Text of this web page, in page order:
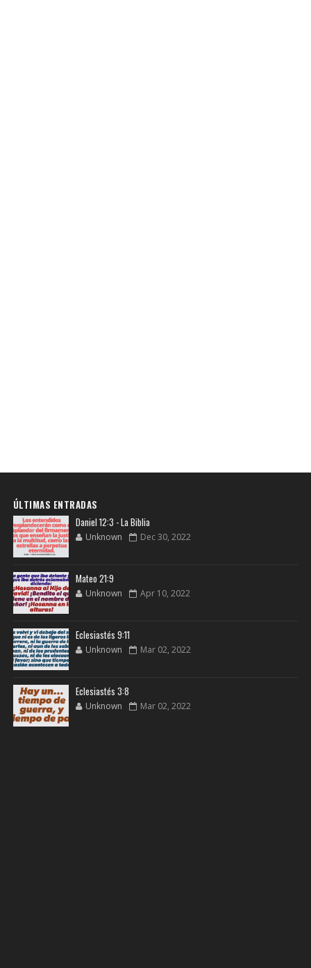
ÚLTIMAS ENTRADAS
Daniel 12:3 - La Biblia
Unknown Dec 30, 2022
Mateo 21:9
Unknown Apr 10, 2022
Eclesiastés 9:11
Unknown Mar 02, 2022
Eclesiastés 3:8
Unknown Mar 02, 2022